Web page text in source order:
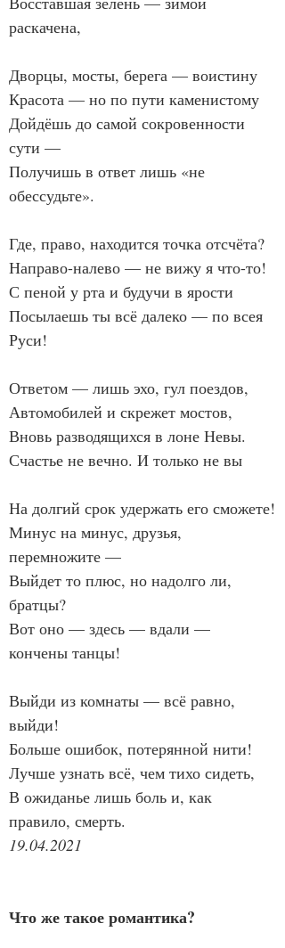
раскачена,
Дворцы, мосты, берега — воистину
Красота — но по пути каменистому
Дойдёшь до самой сокровенности
сути —
Получишь в ответ лишь «не
обессудьте».
Где, право, находится точка отсчёта?
Направо-налево — не вижу я что-то!
С пеной у рта и будучи в ярости
Посылаешь ты всё далеко — по всея
Руси!
Ответом — лишь эхо, гул поездов,
Автомобилей и скрежет мостов,
Вновь разводящихся в лоне Невы.
Счастье не вечно. И только не вы
На долгий срок удержать его сможете!
Минус на минус, друзья,
перемножите —
Выйдет то плюс, но надолго ли,
братцы?
Вот оно — здесь — вдали —
кончены танцы!
Выйди из комнаты — всё равно,
выйди!
Больше ошибок, потерянной нити!
Лучше узнать всё, чем тихо сидеть,
В ожиданье лишь боль и, как
правило, смерть.
19.04.2021
Что же такое романтика?